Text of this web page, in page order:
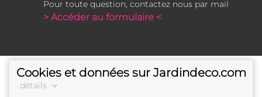
Pour toute question, contactez nous par mail
> Accéder au formulaire <
Cookies et données sur Jardindeco.com
détails